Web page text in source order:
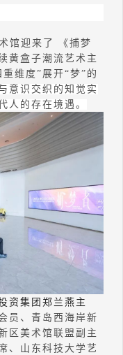
馆迎来了 《捕梦
黄盒子潮流艺术主
重维度”展开“梦”的
意识交织的知觉实
人的存在境遇。
资集团郑兰燕主
员、青岛西海岸新
区美术馆联盟副主
、山东科技大学艺